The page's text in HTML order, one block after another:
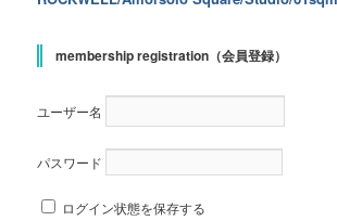
membership registration（会員登録）
ユーザー名
パスワード
ログイン状態を保存する